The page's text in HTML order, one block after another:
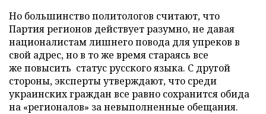
Но большинство политологов считают, что
Партия регионов действует разумно, не давая
националистам лишнего повода для упреков в
свой адрес, но в то же время стараясь все
же повысить статус русского языка. С другой
стороны, эксперты утверждают, что среди
украинских граждан все равно сохранится обида
на «регионалов» за невыполненные обещания.